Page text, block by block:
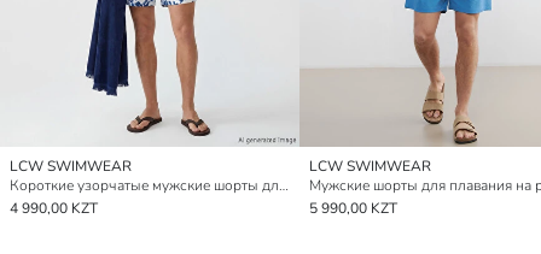
LCW SWIMWEAR
Короткие узорчатые мужские шорты для плавания
4 990,00 KZT
LCW SWIMWEAR
Мужские шорты для плавания на
5 990,00 KZT